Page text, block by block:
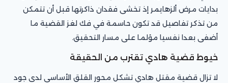
بدايات مرض ألزهايمر إذ تخشى فقدان ذاكرتها قبل أن تتمكن
من تذكر تفاصيل قد تكون حاسمة في فك لغز القضية ما
أضفى بعدا نفسيا مؤلما على مسار التحقيق.
خيوط قضية هادي تقترب من الحقيقة
لا تزال قضية مقتل هادي تشكل محور القلق الأساسي لدى جود